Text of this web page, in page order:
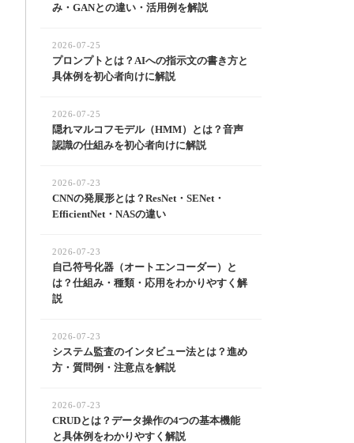
み・GANとの違い・活用例を解説
プロンプトとは？AIへの指示文の書き方と
具体例を初心者向けに解説
2026-07-25
隠れマルコフモデル（HMM）とは？音声
認識の仕組みを初心者向けに解説
2026-07-25
CNNの発展形とは？ResNet・SENet・
EfficientNet・NASの違い
2026-07-23
自己符号化器（オートエンコーダー）と
は？仕組み・種類・応用をわかりやすく解
説
2026-07-23
システム監査のインタビュー法とは？進め
方・質問例・注意点を解説
2026-07-23
CRUDとは？データ操作の4つの基本機能
と具体例をわかりやすく解説
2026-07-23